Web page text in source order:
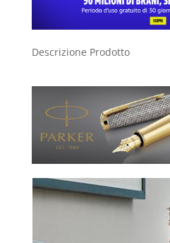
Descrizione Prodotto